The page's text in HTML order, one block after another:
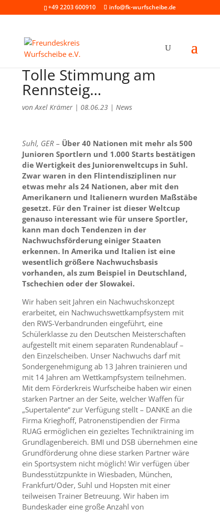
+49 2203 600910 info@fk-wurfscheibe.de
Tolle Stimmung am
Rennsteig…
vonAxel Krämer| 08.06.23| News
Suhl, GER– Über 40 Nationen mit mehr als 500
Junioren Sportlern und 1.000 Starts bestätigen
die Wertigkeit des Juniorenweltcups in Suhl.
Zwar waren in den Flintendisziplinen nur
etwas mehr als 24 Nationen, aber mit den
Amerikanern und Italienern wurden Maßstäbe
gesetzt. Für den Trainer ist dieser Weltcup
genauso interessant wie für unsere Sportler,
kann man doch Tendenzen in der
Nachwuchsförderung einiger Staaten
erkennen. In Amerika und Italien ist eine
wesentlich größere Nachwuchsbasis
vorhanden, als zum Beispiel in Deutschland,
Tschechien oder der Slowakei.
Wir haben seit Jahren ein Nachwuchskonzept
erarbeitet, ein Nachwuchswettkampfsystem mit
den RWS-Verbandrunden eingeführt, eine
Schülerklasse zu den Deutschen Meisterschaften
aufgestellt mit einem separaten Rundenablauf –
den Einzelscheiben. Unser Nachwuchs darf mit
Sondergenehmigung ab 13 Jahren trainieren und
mit 14 Jahren am Wettkampfsystem teilnehmen.
Mit dem Förderkreis Wurfscheibe haben wir einen
starken Partner an der Seite, welcher Waffen für
„Supertalente“ zur Verfügung stellt – DANKE an die
Firma Krieghoff, Patronenstipendien der Firma
RUAG ermöglichen ein gezieltes Techniktraining im
Grundlagenbereich. BMI und DSB übernehmen eine
Grundförderung ohne diese starken Partner wäre
ein Sportsystem nicht möglich! Wir verfügen über
Bundesstützpunkte in Wiesbaden, München,
Frankfurt/Oder, Suhl und Hopsten mit einer
teilweisen Trainer Betreuung. Wir haben im
Bundeskader eine große Anzahl von